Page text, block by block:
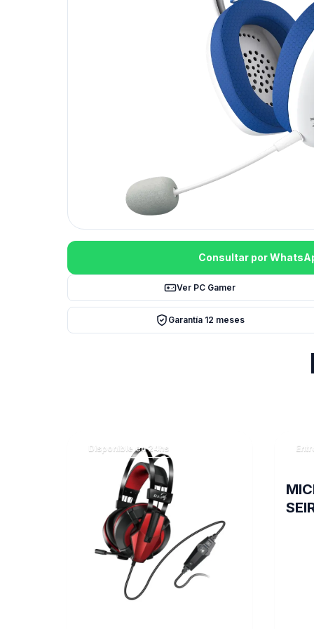
Consultar por
Ver PC Gamer
Garantía 12 meses
Disponible en 24hs